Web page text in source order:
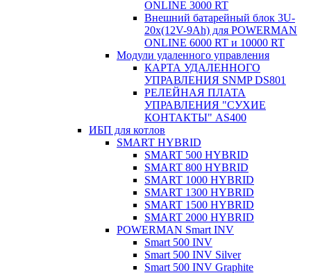
ONLINE 3000 RT
Внешний батарейный блок 3U-
20x(12V-9Ah) для POWERMAN
ONLINE 6000 RT и 10000 RT
Модули удаленного управления
КАРТА УДАЛЕННОГО
УПРАВЛЕНИЯ SNMP DS801
РЕЛЕЙНАЯ ПЛАТА
УПРАВЛЕНИЯ "СУХИЕ
КОНТАКТЫ" AS400
ИБП для котлов
SMART HYBRID
SMART 500 HYBRID
SMART 800 HYBRID
SMART 1000 HYBRID
SMART 1300 HYBRID
SMART 1500 HYBRID
SMART 2000 HYBRID
POWERMAN Smart INV
Smart 500 INV
Smart 500 INV Silver
Smart 500 INV Graphite